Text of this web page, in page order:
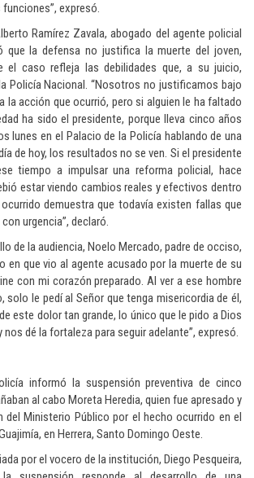
expresó.
Ramírez Zavala, abogado del agente policial
que la defensa no justifica la muerte del joven,
el caso refleja las debilidades que, a su juicio,
Policía Nacional. “Nosotros no justificamos bajo
la acción que ocurrió, pero si alguien le ha faltado
ha sido el presidente, porque lleva cinco años
lunes en el Palacio de la Policía hablando de una
de hoy, los resultados no se ven. Si el presidente
tiempo a impulsar una reforma policial, hace
estar viendo cambios reales y efectivos dentro
demuestra que todavía existen fallas que
urgencia”, declaró.
de la audiencia, Noelo Mercado, padre de occiso,
en que vio al agente acusado por la muerte de su
con mi corazón preparado. Al ver a ese hombre
solo le pedí al Señor que tenga misericordia de él,
este dolor tan grande, lo único que le pido a Dios
nos dé la fortaleza para seguir adelante”, expresó.
informó la suspensión preventiva de cinco
al cabo Moreta Heredia, quien fue apresado y
del Ministerio Público por el hecho ocurrido en el
en Herrera, Santo Domingo Oeste.
por el vocero de la institución, Diego Pesqueira,